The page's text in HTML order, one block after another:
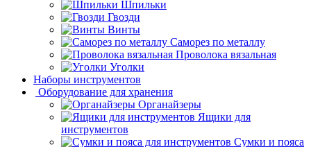
Шпильки
Гвозди
Винты
Саморез по металлу
Проволока вязальная
Уголки
Наборы инструментов
Оборудование для хранения
Органайзеры
Ящики для
инструментов
Сумки и пояса